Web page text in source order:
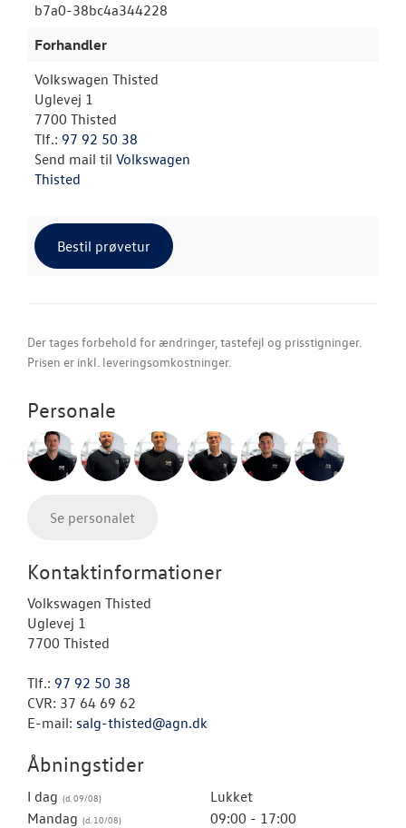
b7a0-38bc4a344228
Forhandler
Volkswagen Thisted
Uglevej 1
7700 Thisted
Tlf.: 97 92 50 38
Send mail til Volkswagen
Thisted
Bestil prøvetur
Der tages forbehold for ændringer, tastefejl og prisstigninger.
Prisen er inkl. leveringsomkostninger.
Personale
Se personalet
Kontaktinformationer
Volkswagen Thisted
Uglevej 1
7700 Thisted
Tlf.: 97 92 50 38
CVR: 37 64 69 62
E-mail: salg-thisted@agn.dk
Åbningstider
I dag
Lukket
Mandag
09:00 - 17:00